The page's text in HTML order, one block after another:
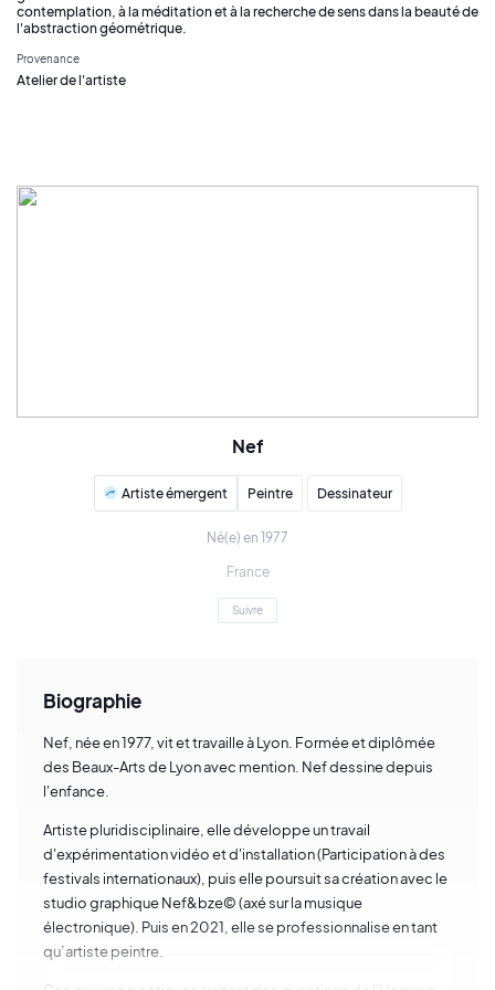
contemplation, à la méditation et à la recherche de sens dans la beauté de
l'abstraction géométrique.
Provenance
Atelier de l'artiste
Nef
Artiste émergent Peintre Dessinateur
Né(e) en 1977
France
Suivre
Biographie
Nef, née en 1977, vit et travaille à Lyon. Formée et diplômée
des Beaux-Arts de Lyon avec mention. Nef dessine depuis
l'enfance.
Artiste pluridisciplinaire, elle développe un travail
d'expérimentation vidéo et d'installation (Participation à des
festivals internationaux), puis elle poursuit sa création avec le
studio graphique Nef&bze© (axé sur la musique
électronique). Puis en 2021, elle se professionnalise en tant
qu’artiste peintre.